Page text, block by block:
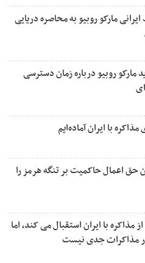
مارکو روبیو به محاصره دریایی
مارکو روبیو درباره زمان دسترسی
با ایران آماده‌ایم
حق اعمال حاکمیت بر تنگه هرمز را
مذاکره با ایران استقبال می کند، اما
مذاکرات جدی نیست